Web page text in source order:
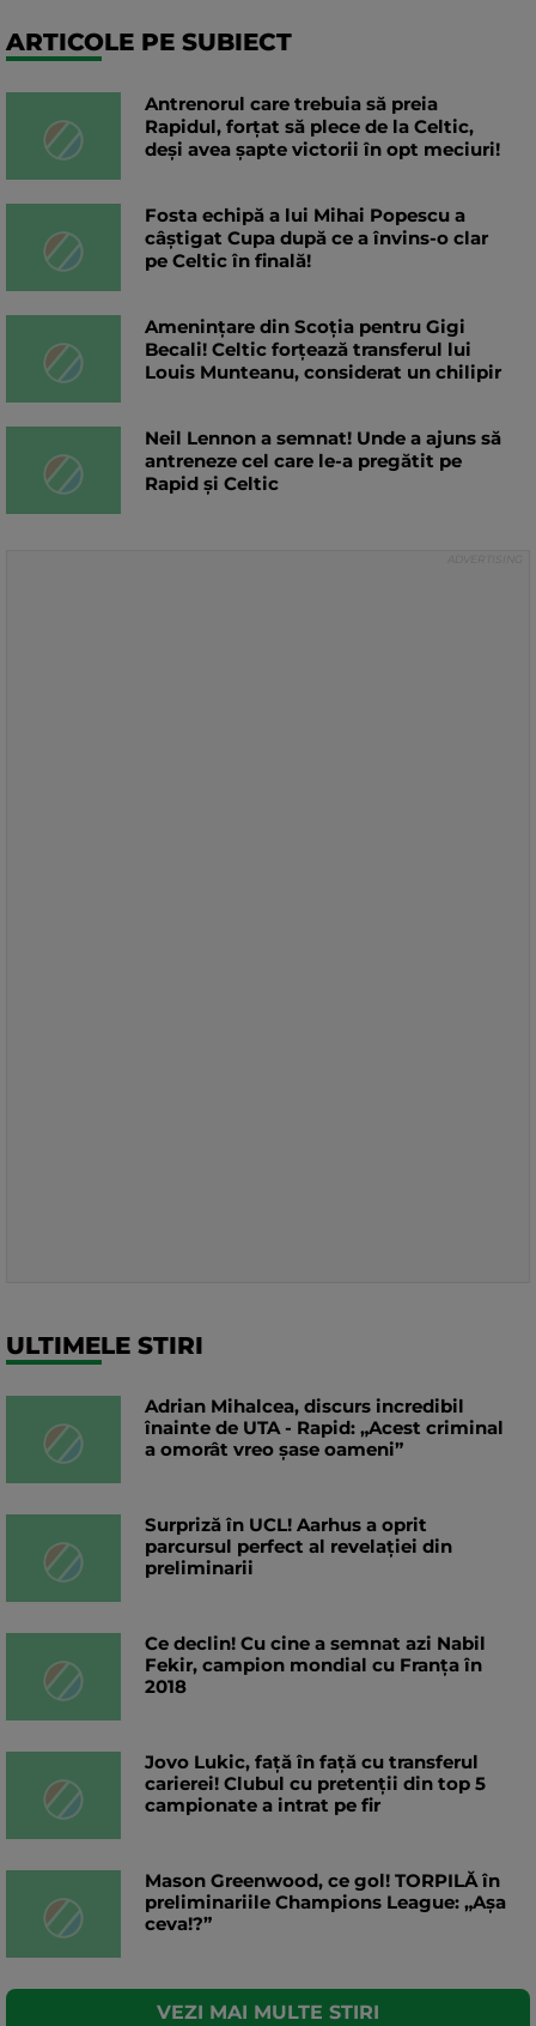
ARTICOLE PE SUBIECT
Antrenorul care trebuia să preia
Rapidul, forțat să plece de la Celtic,
deși avea șapte victorii în opt meciuri!
Fosta echipă a lui Mihai Popescu a
câștigat Cupa după ce a învins-o clar
pe Celtic în finală!
Amenințare din Scoția pentru Gigi
Becali! Celtic forțează transferul lui
Louis Munteanu, considerat un chilipir
Neil Lennon a semnat! Unde a ajuns să
antreneze cel care le-a pregătit pe
Rapid și Celtic
ULTIMELE STIRI
Adrian Mihalcea, discurs incredibil
înainte de UTA - Rapid: „Acest criminal
a omorât vreo șase oameni”
Surpriză în UCL! Aarhus a oprit
parcursul perfect al revelației din
preliminarii
Ce declin! Cu cine a semnat azi Nabil
Fekir, campion mondial cu Franța în
2018
Jovo Lukic, față în față cu transferul
carierei! Clubul cu pretenții din top 5
campionate a intrat pe fir
Mason Greenwood, ce gol! TORPILĂ în
preliminariile Champions League: „Așa
ceva!?”
VEZI MAI MULTE STIRI